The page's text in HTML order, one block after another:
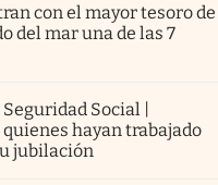
con el mayor tesoro de
del mar una de las 7
Social |
hayan trabajado
jubilación